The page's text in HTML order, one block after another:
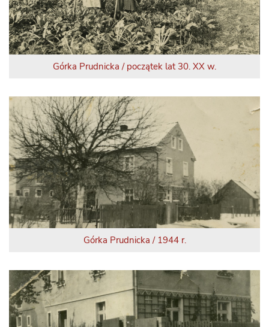
Górka Prudnicka / początek lat 30. XX w.
Górka Prudnicka / 1944 r.